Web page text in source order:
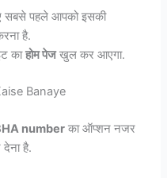
सबसे पहले आपको इसकी
है.
काहोम पेजखुल कर आएगा.
number का ऑप्शन नजर
है.